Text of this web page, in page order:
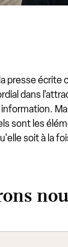
presse écrite
dans
sont les
soit à la